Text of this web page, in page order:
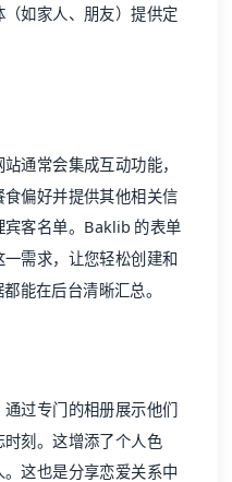
如家人、朋友）提供定
通常会集成互动功能，
偏好并提供其他相关信
客名单。Baklib 的表单
需求，让您轻松创建和
能在后台清晰汇总。
过专门的相册展示他们
刻。这增添了个人色
这也是分享恋爱关系中